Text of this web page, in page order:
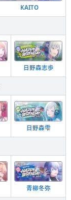
KAITO
日野森志歩
日野森雫
青柳冬弥